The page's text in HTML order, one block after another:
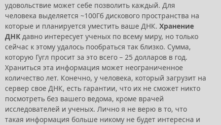
удовольствие может себе позволить каждый. Для
человека выделяется ~100Гб дискового пространства на
которые и планируется уместить ваше ДНК. Хранение
ДНК давно интересует ученых по всему миру, но только
сейчас к этому удалось пообраться так близко. Сумма,
которую Гугл просит за это всего – 25 долларов в год.
Храниться эта информация может неограниченное
количество лет. Конечно, у человека, который загрузит на
сервер свое ДНК, есть гарантии, что их не сможет никто
посмотреть без вашего ведома, кроме врачей
исследователей и ученых. Лично я не верю в то, что
такая информация больше никому не будет интересна и